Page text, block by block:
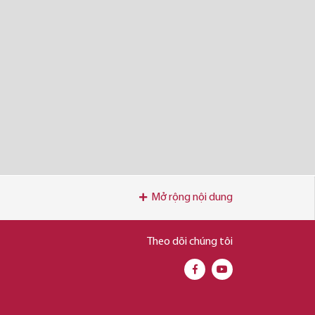
Mở rộng nội dung
Theo dõi chúng tôi